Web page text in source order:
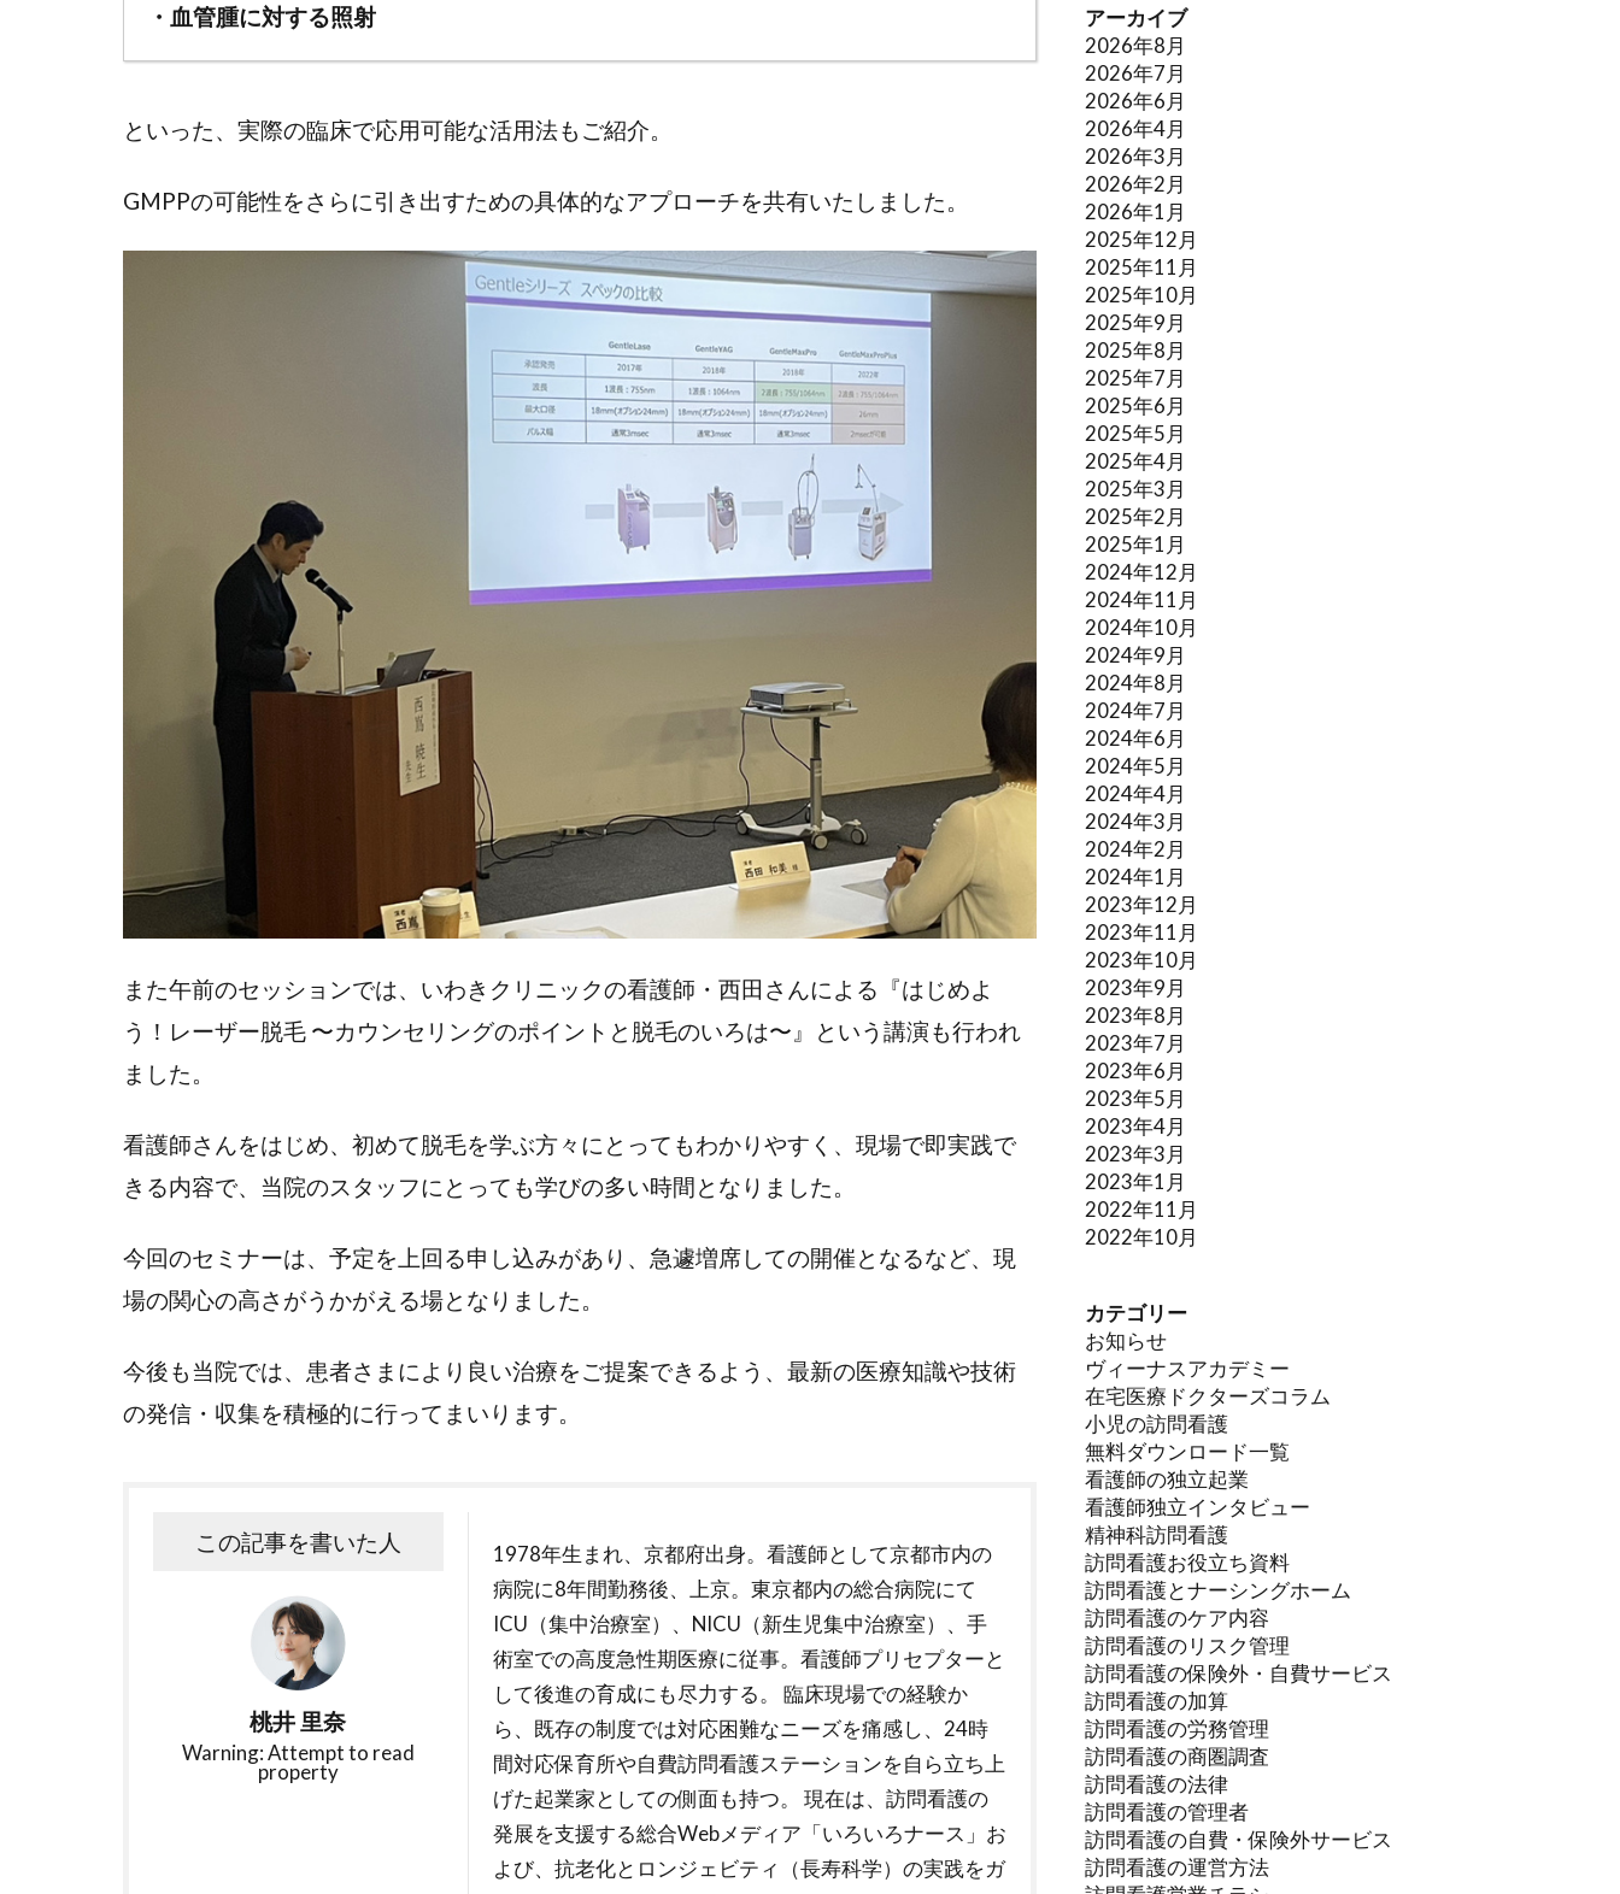
・血管腫に対する照射
といった、実際の臨床で応用可能な活用法もご紹介。
GMPPの可能性をさらに引き出すための具体的なアプローチを共有いたしました。
また午前のセッションでは、いわきクリニックの看護師・西田さんによる『はじめよ
う！レーザー脱毛 〜カウンセリングのポイントと脱毛のいろは〜』という講演も行われ
ました。
看護師さんをはじめ、初めて脱毛を学ぶ方々にとってもわかりやすく、現場で即実践で
きる内容で、当院のスタッフにとっても学びの多い時間となりました。
今回のセミナーは、予定を上回る申し込みがあり、急遽増席しての開催となるなど、現
場の関心の高さがうかがえる場となりました。
今後も当院では、患者さまにより良い治療をご提案できるよう、最新の医療知識や技術
の発信・収集を積極的に行ってまいります。
この記事を書いた人
桃井 里奈
Warning: Attempt to read
property
1978年生まれ、京都府出身。看護師として京都市内の
病院に8年間勤務後、上京。東京都内の総合病院にて
ICU（集中治療室）、NICU（新生児集中治療室）、手
術室での高度急性期医療に従事。看護師プリセプターと
して後進の育成にも尽力する。 臨床現場での経験か
ら、既存の制度では対応困難なニーズを痛感し、24時
間対応保育所や自費訪問看護ステーションを自ら立ち上
げた起業家としての側面も持つ。 現在は、訪問看護の
発展を支援する総合Webメディア「いろいろナース」お
よび、抗老化とロンジェビティ（長寿科学）の実践をガ
アーカイブ
2026年8月
2026年7月
2026年6月
2026年4月
2026年3月
2026年2月
2026年1月
2025年12月
2025年11月
2025年10月
2025年9月
2025年8月
2025年7月
2025年6月
2025年5月
2025年4月
2025年3月
2025年2月
2025年1月
2024年12月
2024年11月
2024年10月
2024年9月
2024年8月
2024年7月
2024年6月
2024年5月
2024年4月
2024年3月
2024年2月
2024年1月
2023年12月
2023年11月
2023年10月
2023年9月
2023年8月
2023年7月
2023年6月
2023年5月
2023年4月
2023年3月
2023年1月
2022年11月
2022年10月
カテゴリー
お知らせ
ヴィーナスアカデミー
在宅医療ドクターズコラム
小児の訪問看護
無料ダウンロード一覧
看護師の独立起業
看護師独立インタビュー
精神科訪問看護
訪問看護お役立ち資料
訪問看護とナーシングホーム
訪問看護のケア内容
訪問看護のリスク管理
訪問看護の保険外・自費サービス
訪問看護の加算
訪問看護の労務管理
訪問看護の商圏調査
訪問看護の法律
訪問看護の管理者
訪問看護の自費・保険外サービス
訪問看護の運営方法